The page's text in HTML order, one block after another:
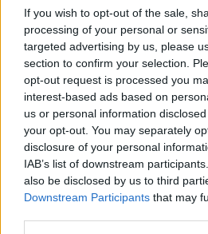
If you wish to opt-out of the sale,
processing of your personal or
targeted advertising by us, please
section to confirm your selection.
opt-out request is processed you
interest-based ads based on
us or personal information
your opt-out. You may separately
disclosure of your personal
IAB’s list of downstream
also be disclosed by us to third
Downstream Participants that may
Sony Bravia EX640 Series
Οθόνη 40''- 46'' - 55'' Full HD
Τεχνολογία Motionflow
Clear Resolution Enhancer